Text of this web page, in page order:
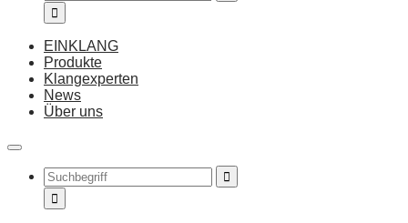
EINKLANG
Produkte
Klangexperten
News
Über uns